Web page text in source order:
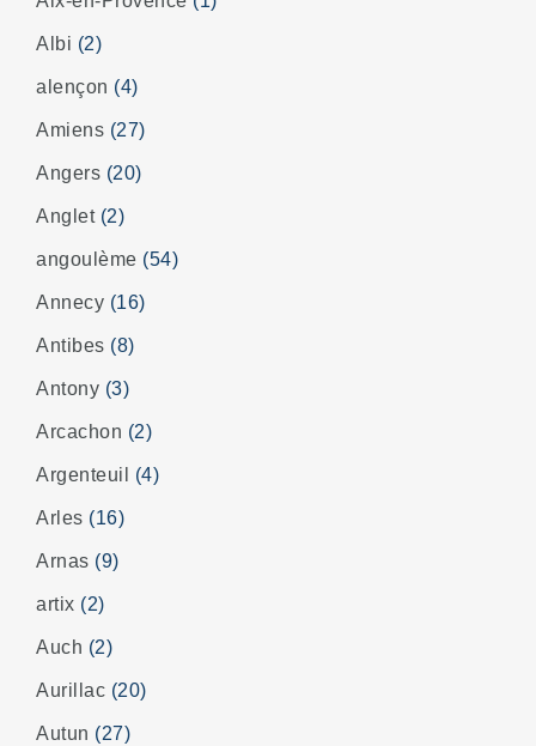
Albi (2)
alençon (4)
Amiens (27)
Angers (20)
Anglet (2)
angoulème (54)
Annecy (16)
Antibes (8)
Antony (3)
Arcachon (2)
Argenteuil (4)
Arles (16)
Arnas (9)
artix (2)
Auch (2)
Aurillac (20)
Autun (27)